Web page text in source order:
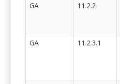
GA
11.2.2
GA
11.2.3.1